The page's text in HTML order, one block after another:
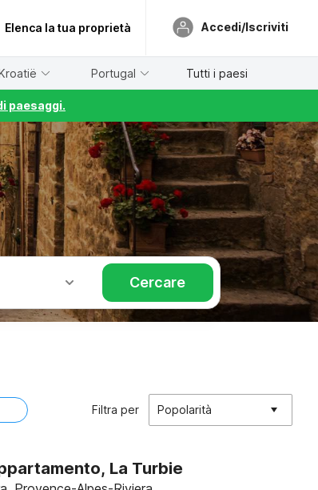
Elenca la tua proprietà Accedi/Iscriviti
Portugal Tutti i paesi
paesaggi.
Cercare
Filtra per Popolarità
La Turbie